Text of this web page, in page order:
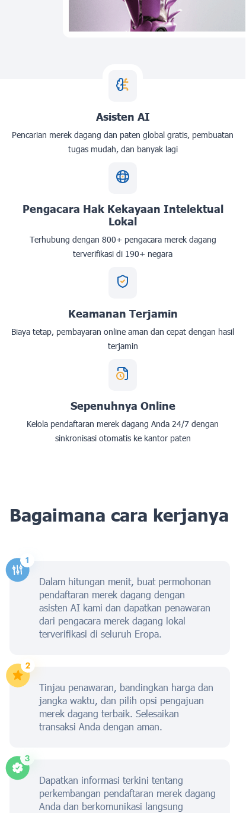
Asisten AI
Pencarian merek dagang dan paten global gratis, pembuatan
tugas mudah, dan banyak lagi
Pengacara Hak Kekayaan Intelektual
Lokal
Terhubung dengan 800+ pengacara merek dagang
terverifikasi di 190+ negara
Keamanan Terjamin
Biaya tetap, pembayaran online aman dan cepat dengan hasil
terjamin
Sepenuhnya Online
Kelola pendaftaran merek dagang Anda 24/7 dengan
sinkronisasi otomatis ke kantor paten
Bagaimana cara kerjanya
Dalam hitungan menit, buat permohonan
pendaftaran merek dagang dengan
asisten AI kami dan dapatkan penawaran
dari pengacara merek dagang lokal
terverifikasi di seluruh Eropa.
Tinjau penawaran, bandingkan harga dan
jangka waktu, dan pilih opsi pengajuan
merek dagang terbaik. Selesaikan
transaksi Anda dengan aman.
Dapatkan informasi terkini tentang
perkembangan pendaftaran merek dagang
Anda dan berkomunikasi langsung